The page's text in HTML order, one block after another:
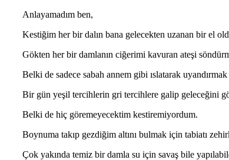
Anlayamadım ben,
Kestiğim her bir dalın bana gelecekten uzanan bir el
Gökten her bir damlanın ciğerimi kavuran ateşi
Belki de sadece sabah annem gibi ıslatarak
Bir gün yeşil tercihlerin gri tercihlere galip geleceğini
Belki de hiç göremeyecektim kestiremiyordum.
Boynuma takıp gezdiğim altını bulmak için tabiatı
Çok yakında temiz bir damla su için savaş bile